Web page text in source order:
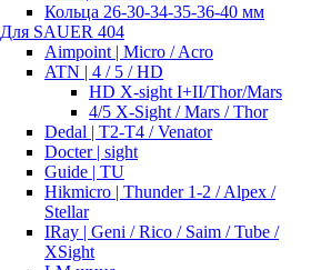
Кольца 26-30-34-35-36-40 мм
Для SAUER 404
Aimpoint | Micro / Acro
ATN | 4 / 5 / HD
HD X-sight I+II/Thor/Mars
4/5 X-Sight / Mars / Thor
Dedal | T2-T4 / Venator
Docter | sight
Guide | TU
Hikmicro | Thunder 1-2 / Alpex /
Stellar
IRay | Geni / Rico / Saim / Tube /
XSight